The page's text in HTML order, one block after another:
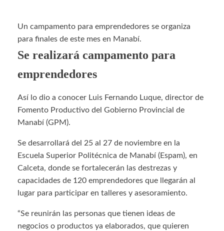
Un campamento para emprendedores se organiza
para finales de este mes en Manabí.
Se realizará campamento para
emprendedores
Así lo dio a conocer Luis Fernando Luque, director de
Fomento Productivo del Gobierno Provincial de
Manabí (GPM).
Se desarrollará del 25 al 27 de noviembre en la
Escuela Superior Politécnica de Manabí (Espam), en
Calceta, donde se fortalecerán las destrezas y
capacidades de 120 emprendedores que llegarán al
lugar para participar en talleres y asesoramiento.
“Se reunirán las personas que tienen ideas de
negocios o productos ya elaborados, que quieren